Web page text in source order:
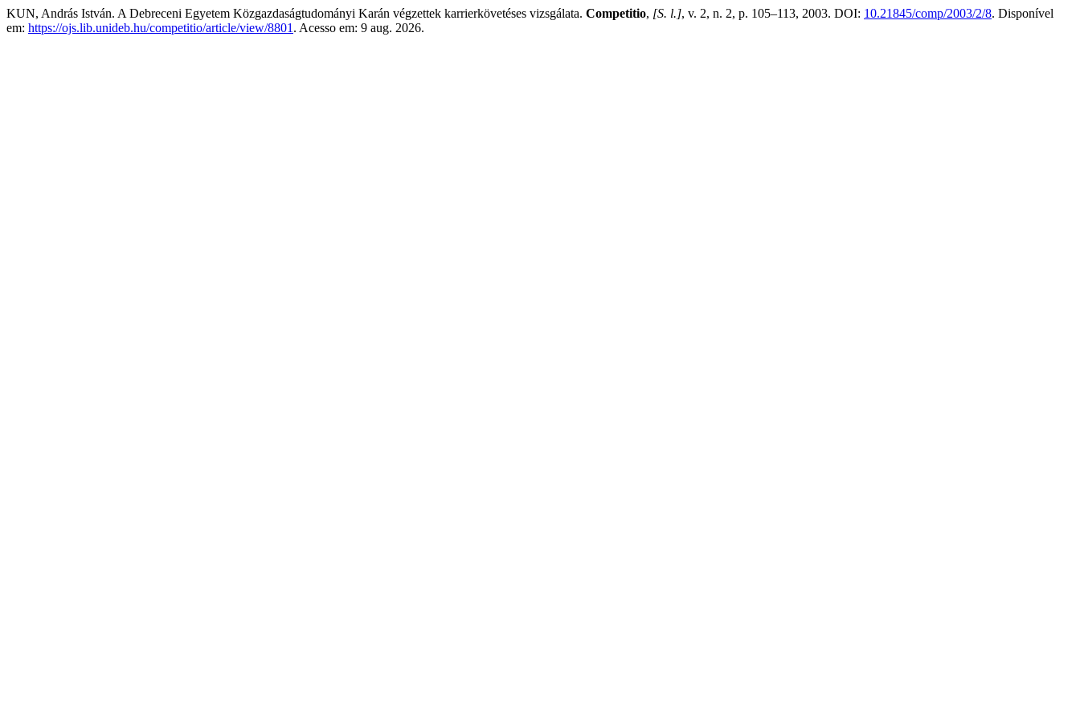
KUN, András István. A Debreceni Egyetem Közgazdaságtudományi Karán végzettek karrierkövetéses vizsgálata. Competitio, [S. l.], v. 2, n. 2, p. 105–113, 2003. DOI: 10.21845/comp/2003/2/8. Disponível
em: https://ojs.lib.unideb.hu/competitio/article/view/8801 . Acesso em: 9 aug. 2026.